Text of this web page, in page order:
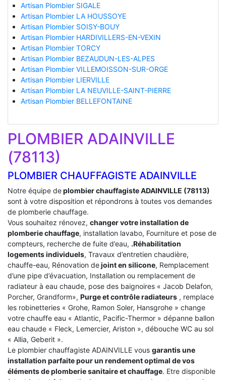
Artisan Plombier SIGALE
Artisan Plombier LA HOUSSOYE
Artisan Plombier SOISY-BOUY
Artisan Plombier HARDIVILLERS-EN-VEXIN
Artisan Plombier TORCY
Artisan Plombier BEZAUDUN-LES-ALPES
Artisan Plombier VILLEMOISSON-SUR-ORGE
Artisan Plombier LIERVILLE
Artisan Plombier LA NEUVILLE-SAINT-PIERRE
Artisan Plombier BELLEFONTAINE
PLOMBIER ADAINVILLE
(78113)
PLOMBIER CHAUFFAGISTE ADAINVILLE
Notre équipe deplombier chauffagiste ADAINVILLE (78113)
sont à votre disposition et répondrons à toutes vos demandes
de plomberie chauffage.
Vous souhaitez rénovez, changer votre installation de
plomberie chauffage, installation lavabo, Fourniture et pose de
compteurs, recherche de fuite d’eau, .Réhabilitation
logements individuels, Travaux d’entretien chaudière,
chauffe-eau, Rénovation dejoint en silicone, Remplacement
d’une pipe d’évacuation, Installation ou remplacement de
radiateur à eau chaude, pose des baignoires « Jacob Delafon,
Porcher, Grandform», Purge et contrôle radiateurs , remplace
les robinetteries « Grohe, Ramon Soler, Hansgrohe » change
votre chauffe eau « Atlantic, Pacific-Thermor » dépanne ballon
eau chaude « Fleck, Lemercier, Ariston », débouche WC au sol
« Allia, Geberit ».
Le plombier chauffagiste ADAINVILLE vous garantis une
installation parfaite pour un rendement optimal de vos
éléments de plomberie sanitaire et chauffage. Etre disponible